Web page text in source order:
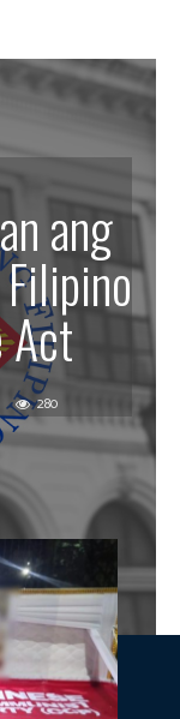
ang
Act
280